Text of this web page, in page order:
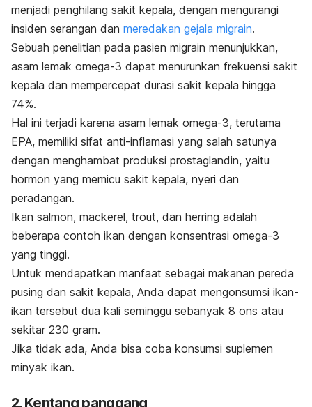
menjadi penghilang sakit kepala, dengan mengurangi
insiden serangan dan meredakan gejala migrain.
Sebuah penelitian pada pasien migrain menunjukkan,
asam lemak omega-3 dapat menurunkan frekuensi sakit
kepala dan mempercepat durasi sakit kepala hingga
74%.
Hal ini terjadi karena asam lemak omega-3, terutama
EPA, memiliki sifat anti-inflamasi yang salah satunya
dengan menghambat produksi prostaglandin, yaitu
hormon yang memicu sakit kepala, nyeri dan
peradangan.
Ikan salmon, mackerel, trout, dan herring adalah
beberapa contoh ikan dengan konsentrasi omega-3
yang tinggi.
Untuk mendapatkan manfaat sebagai makanan pereda
pusing dan sakit kepala, Anda dapat mengonsumsi ikan-
ikan tersebut dua kali seminggu sebanyak 8 ons atau
sekitar 230 gram.
Jika tidak ada, Anda bisa coba konsumsi suplemen
minyak ikan.
2. Kentang panggang